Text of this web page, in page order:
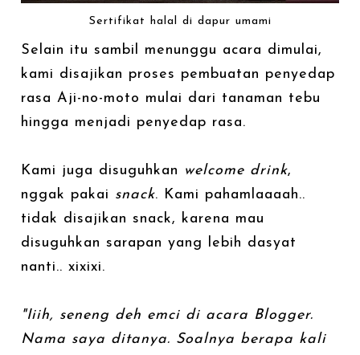
Sertifikat halal di dapur umami
Selain itu sambil menunggu acara dimulai,
kami disajikan proses pembuatan penyedap
rasa Aji-no-moto mulai dari tanaman tebu
hingga menjadi penyedap rasa.
Kami juga disuguhkan welcome drink,
nggak pakai snack. Kami pahamlaaaah..
tidak disajikan snack, karena mau
disuguhkan sarapan yang lebih dasyat
nanti.. xixixi.
"Iiih, seneng deh emci di acara Blogger.
Nama saya ditanya. Soalnya berapa kali